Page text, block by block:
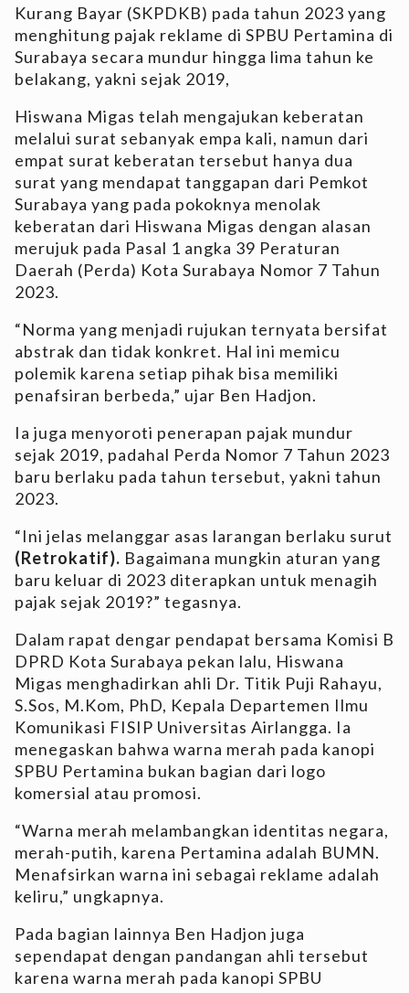
Kurang Bayar (SKPDKB) pada tahun 2023 yang
menghitung pajak reklame di SPBU Pertamina di
Surabaya secara mundur hingga lima tahun ke
belakang, yakni sejak 2019,
Hiswana Migas telah mengajukan keberatan
melalui surat sebanyak empa kali, namun dari
empat surat keberatan tersebut hanya dua
surat yang mendapat tanggapan dari Pemkot
Surabaya yang pada pokoknya menolak
keberatan dari Hiswana Migas dengan alasan
merujuk pada Pasal 1 angka 39 Peraturan
Daerah (Perda) Kota Surabaya Nomor 7 Tahun
2023.
“Norma yang menjadi rujukan ternyata bersifat
abstrak dan tidak konkret. Hal ini memicu
polemik karena setiap pihak bisa memiliki
penafsiran berbeda,” ujar Ben Hadjon.
Ia juga menyoroti penerapan pajak mundur
sejak 2019, padahal Perda Nomor 7 Tahun 2023
baru berlaku pada tahun tersebut, yakni tahun
2023.
“Ini jelas melanggar asas larangan berlaku surut
(Retrokatif). Bagaimana mungkin aturan yang
baru keluar di 2023 diterapkan untuk menagih
pajak sejak 2019?” tegasnya.
Dalam rapat dengar pendapat bersama Komisi B
DPRD Kota Surabaya pekan lalu, Hiswana
Migas menghadirkan ahli Dr. Titik Puji Rahayu,
S.Sos, M.Kom, PhD, Kepala Departemen Ilmu
Komunikasi FISIP Universitas Airlangga. Ia
menegaskan bahwa warna merah pada kanopi
SPBU Pertamina bukan bagian dari logo
komersial atau promosi.
“Warna merah melambangkan identitas negara,
merah-putih, karena Pertamina adalah BUMN.
Menafsirkan warna ini sebagai reklame adalah
keliru,” ungkapnya.
Pada bagian lainnya Ben Hadjon juga
sependapat dengan pandangan ahli tersebut
karena warna merah pada kanopi SPBU